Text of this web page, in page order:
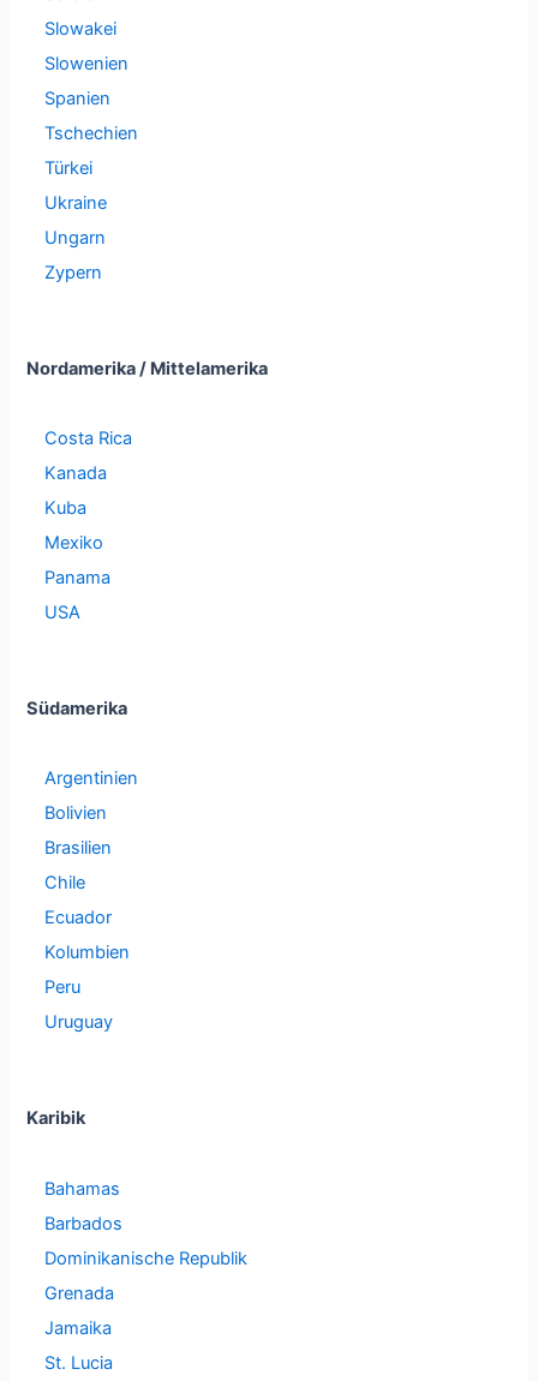
Slowakei
Slowenien
Spanien
Tschechien
Türkei
Ukraine
Ungarn
Zypern
Nordamerika / Mittelamerika
Costa Rica
Kanada
Kuba
Mexiko
Panama
USA
Südamerika
Argentinien
Bolivien
Brasilien
Chile
Ecuador
Kolumbien
Peru
Uruguay
Karibik
Bahamas
Barbados
Dominikanische Republik
Grenada
Jamaika
St. Lucia